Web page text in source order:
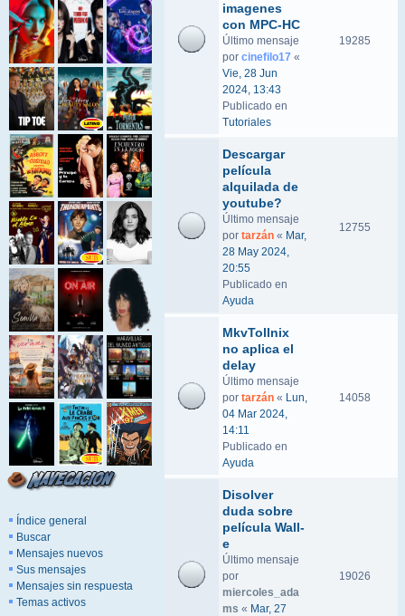
Índice general
Buscar
Mensajes nuevos
Sus mensajes
Mensajes sin respuesta
Temas activos
imagenes
con MPC-HC
Último mensaje
por cinefilo17 «
Vie, 28 Jun
2024, 13:43
Publicado en
Tutoriales
19285
Descargar
película
alquilada de
youtube?
Último mensaje
por tarzán « Mar,
28 May 2024,
20:55
Publicado en
Ayuda
12755
MkvTollnix
no aplica el
delay
Último mensaje
por tarzán « Lun,
04 Mar 2024,
14:11
Publicado en
Ayuda
14058
Disolver
duda sobre
película Wall-
e
Último mensaje
por
miercoles_ada
ms « Mar, 27
19026